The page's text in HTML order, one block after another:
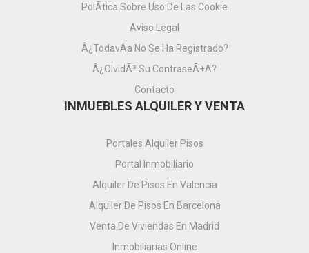
PolÃ­tica Sobre Uso De Las Cookie
Aviso Legal
Â¿TodavÃ­a No Se Ha Registrado?
Â¿OlvidÃ³ Su ContraseÃ±a?
Contacto
INMUEBLES ALQUILER Y VENTA
Portales Alquiler Pisos
Portal Inmobiliario
Alquiler De Pisos En Valencia
Alquiler De Pisos En Barcelona
Venta De Viviendas En Madrid
Inmobiliarias Online